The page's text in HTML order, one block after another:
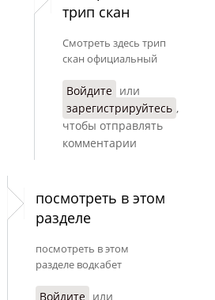
трип скан
Смотреть здесь трип
скан официальный
Войдите или
зарегистрируйтесь ,
чтобы отправлять
комментарии
посмотреть в этом
разделе
посмотреть в этом
разделе водкабет
Войдите или